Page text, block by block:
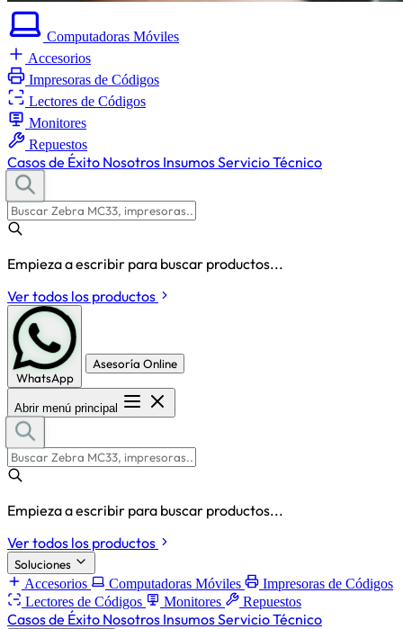
Computadoras Móviles
Accesorios
Impresoras de Códigos
Lectores de Códigos
Monitores
Repuestos
Casos de Éxito Nosotros InsumosServicio Técnico
Empieza a escribir para buscar productos...
Ver todos los productos
WhatsApp
Asesoría Online
Abrir menú principal
Empieza a escribir para buscar productos...
Ver todos los productos
Soluciones
Accesorios Computadoras Móviles
Impresoras de Códigos
Lectores de Códigos
Monitores Repuestos
Casos de Éxito Nosotros InsumosServicio Técnico